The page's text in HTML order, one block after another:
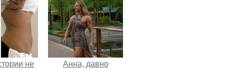
не
Анна, давно